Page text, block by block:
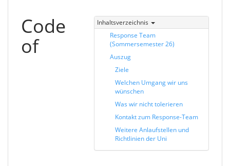
Inhaltsverzeichnis
Response Team
(Sommersemester 26)
Auszug
Ziele
Welchen Umgang wir uns
wünschen
Was wir nicht tolerieren
Kontakt zum Response-Team
Weitere Anlaufstellen und
Richtlinien der Uni
Code
of